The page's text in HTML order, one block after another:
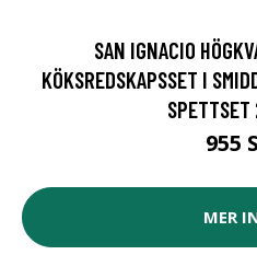
SAN IGNACIO
KÖKSREDSKAPSSET I
SPETTSET
955
MER